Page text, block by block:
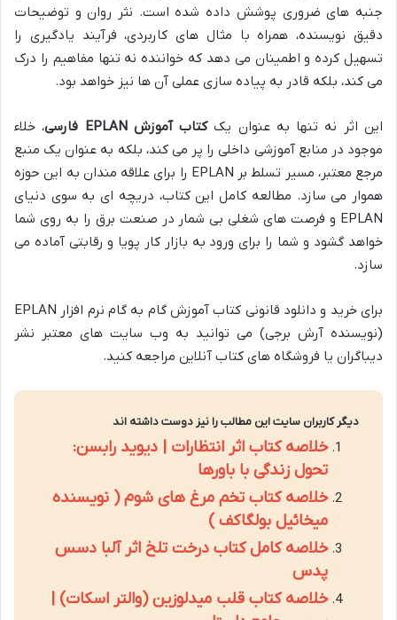
جنبه های ضروری پوشش داده شده است. نثر روان و توضیحات
دقیق نویسنده، همراه با مثال های کاربردی، فرآیند یادگیری را
تسهیل کرده و اطمینان می دهد که خواننده نه تنها مفاهیم را درک
می کند، بلکه قادر به پیاده سازی عملی آن ها نیز خواهد بود.
این اثر نه تنها به عنوان یککتاب آموزش EPLAN فارسی
، خلاء
موجود در منابع آموزشی داخلی را پر می کند، بلکه به عنوان یک منبع
مرجع معتبر، مسیر تسلط بر EPLAN را برای علاقه مندان به این حوزه
هموار می سازد. مطالعه کامل این کتاب، دریچه ای به سوی دنیای
EPLAN و فرصت های شغلی بی شمار در صنعت برق را به روی شما
خواهد گشود و شما را برای ورود به بازار کار پویا و رقابتی آماده می
سازد.
برای خرید و دانلود قانونی کتاب آموزش گام به گام نرم افزار EPLAN
(نویسنده آرش برجی) می توانید به وب سایت های معتبر نشر
دیباگران یا فروشگاه های کتاب آنلاین مراجعه کنید.
دیگر کاربران سایت این مطالب را نیز دوست داشته اند
خلاصه کتاب اثر انتظارات | دیوید رابسن:
تحول زندگی با باورها
خلاصه کتاب تخم مرغ های شوم ( نویسنده
میخائیل بولگاکف )
خلاصه کامل کتاب درخت تلخ اثر آلبا دسس
پدس
خلاصه کتاب قلب میدلوزین (والتر اسکات) |